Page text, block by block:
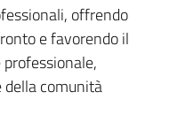
offrendo
e favorendo il
comunità